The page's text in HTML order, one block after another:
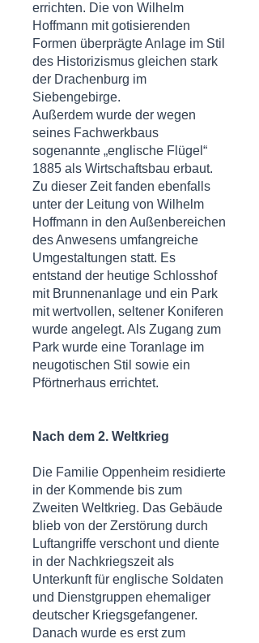
errichten. Die von Wilhelm
Hoffmann mit gotisierenden
Formen überprägte Anlage im Stil
des Historizismus gleichen stark
der Drachenburg im
Siebengebirge.
Außerdem wurde der wegen
seines Fachwerkbaus
sogenannte „englische Flügel“
1885 als Wirtschaftsbau erbaut.
Zu dieser Zeit fanden ebenfalls
unter der Leitung von Wilhelm
Hoffmann in den Außenbereichen
des Anwesens umfangreiche
Umgestaltungen statt. Es
entstand der heutige Schlosshof
mit Brunnenanlage und ein Park
mit wertvollen, seltener Koniferen
wurde angelegt. Als Zugang zum
Park wurde eine Toranlage im
neugotischen Stil sowie ein
Pförtnerhaus errichtet.
Nach dem 2. Weltkrieg
Die Familie Oppenheim residierte
in der Kommende bis zum
Zweiten Weltkrieg. Das Gebäude
blieb von der Zerstörung durch
Luftangriffe verschont und diente
in der Nachkriegszeit als
Unterkunft für englische Soldaten
und Dienstgruppen ehemaliger
deutscher Kriegsgefangener.
Danach wurde es erst zum